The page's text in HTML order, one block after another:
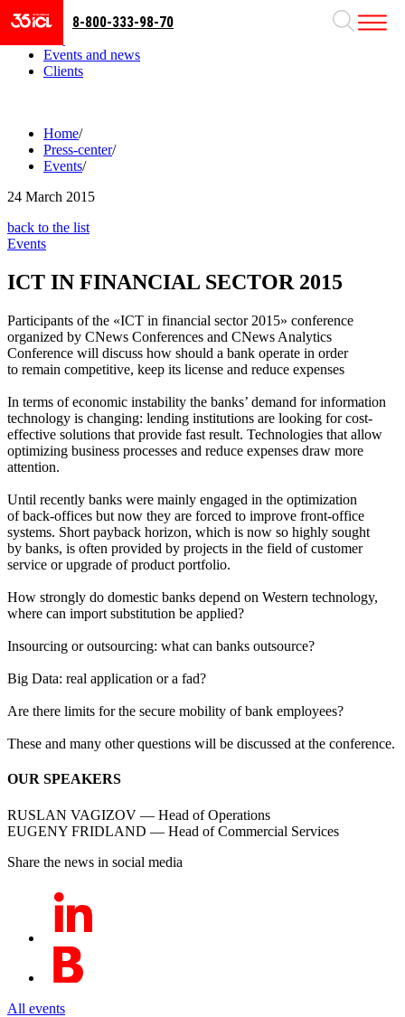
Business areas
Events and news
Clients
8-800-333-98-70
Home/
Press-center/
Events/
24 March 2015
back to the list
Events
ICT IN FINANCIAL SECTOR 2015
Participants of the «ICT in financial sector 2015» conference
organized by CNews Conferences and CNews Analytics
Conference will discuss how should a bank operate in order
to remain competitive, keep its license and reduce expenses
In terms of economic instability the banks’ demand for information
technology is changing: lending institutions are looking for cost-
effective solutions that provide fast result. Technologies that allow
optimizing business processes and reduce expenses draw more
attention.
Until recently banks were mainly engaged in the optimization
of back-offices but now they are forced to improve front-office
systems. Short payback horizon, which is now so highly sought
by banks, is often provided by projects in the field of customer
service or upgrade of product portfolio.
How strongly do domestic banks depend on Western technology,
where can import substitution be applied?
Insourcing or outsourcing: what can banks outsource?
Big Data: real application or a fad?
Are there limits for the secure mobility of bank employees?
These and many other questions will be discussed at the conference.
OUR SPEAKERS
RUSLAN VAGIZOV — Head of Operations
EUGENY FRIDLAND — Head of Commercial Services
Share the news in social media
All events